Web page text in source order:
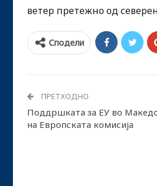
ветер претежно од
Сподели
ПРЕТХОДНО
Поддршката за ЕУ во
на Европската комисија